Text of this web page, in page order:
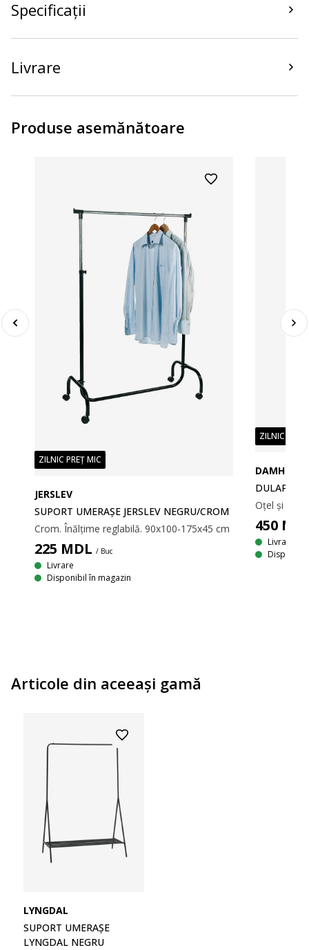
Specificații
Livrare
Produse asemănătoare
ZILNIC PREȚ MIC
JERSLEV
SUPORT UMERAŞE JERSLEV NEGRU/CROM
Crom. Înălțime reglabilă. 90x100-175x45 cm
225 MDL / Buc
Livrare
Disponibil în magazin
ZILNIC PREȚ
DAMHUS
DULAP
450
Livrare
Disponibil
Articole din aceeaşi gamă
LYNGDAL
SUPORT UMERAȘE
LYNGDAL NEGRU